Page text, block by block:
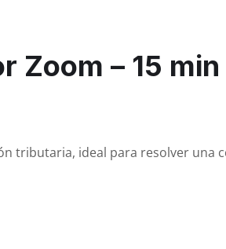
Zoom – 15 min
tributaria, ideal para resolver una